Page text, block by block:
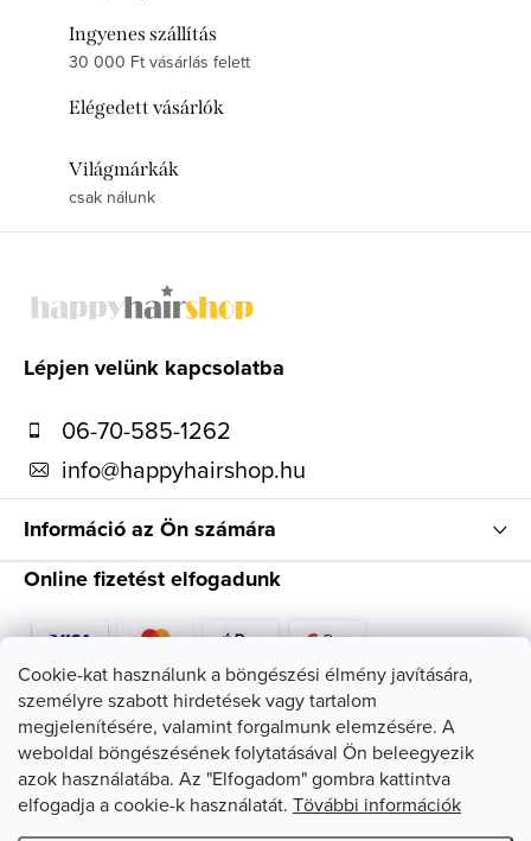
Cookie-kat használunk a böngészési élmény javítására,
személyre szabott hirdetések vagy tartalom
megjelenítésére, valamint forgalmunk elemzésére. A
weboldal böngészésének folytatásával Ön beleegyezik
azok használatába. Az "Elfogadom" gombra kattintva
elfogadja a cookie-k használatát. Tövábbi információk
Ingyenes szállítás
30 000 Ft vásárlás felett
Elégedett vásárlók
Világmárkák
csak nálunk
Lépjen velünk kapcsolatba
06-70-585-1262
info@happyhairshop.hu
Információ az Ön számára
Online fizetést elfogadunk
Kövessen minket